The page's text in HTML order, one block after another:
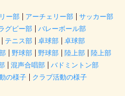
ー部 アーチェリー部
サッカー部
グビー部
バレーボール部
テニス部 卓球部
卓球部
野球部 野球部 陸上部
陸上部
混声合唱部
バドミントン部
の様子 クラブ活動の様子